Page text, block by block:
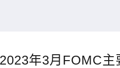
2023年3月FOMC主